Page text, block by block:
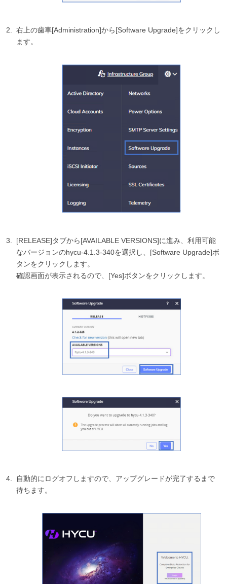
右上の歯車[Administration]から[Software Upgrade]をクリックし
ます。
[RELEASE]タブから[AVAILABLE VERSIONS]に進み、利用可能
なバージョンのhycu-4.1.3-340を選択し、[Software Upgrade]ボ
タンをクリックします。
確認画面が表示されるので、[Yes]ボタンをクリックします。
自動的にログオフしますので、アップグレードが完了するまで
待ちます。